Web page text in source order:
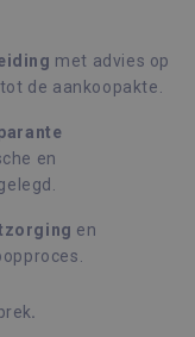
met advies op
de aankoopakte.
en
en
.